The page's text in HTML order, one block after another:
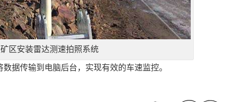
区安装雷达测速拍照系统
据传输到电脑后台，实现有效的车速监控。